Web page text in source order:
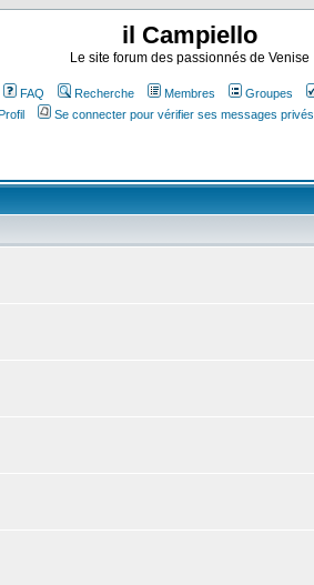
il Campiello
Le site forum des passionnés de Venise
FAQ Recherche Membres Groupes
Se connecter pour vérifier ses messages privés